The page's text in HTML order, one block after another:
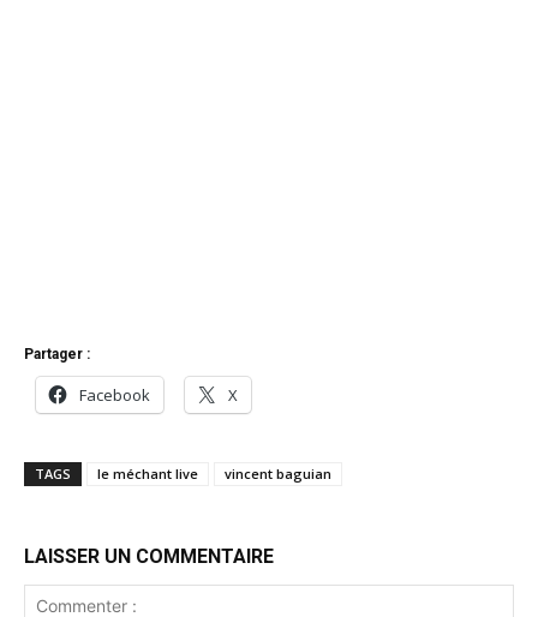
Partager :
Facebook X
TAGS le méchant live vincent baguian
LAISSER UN COMMENTAIRE